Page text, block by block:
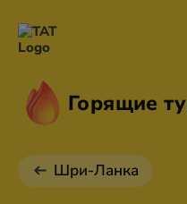
Горящие
Шри-Ланка